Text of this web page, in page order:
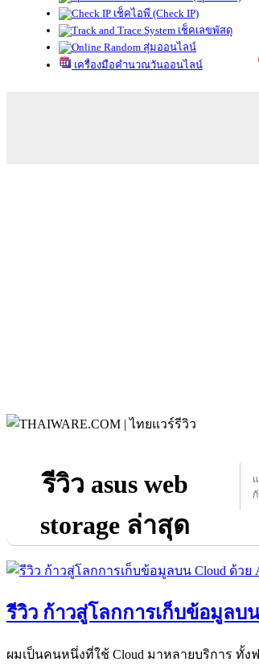
เช็คไอพี (Check IP)
เช็คเลขพัสดุ
สุ่มออนไลน์
เครื่องมือคำนวณวันออนไลน์
รีวิว asus web
storage ล่าสุด
รีวิว ก้าวสู่โลกการเก็บข้อมูลบน
ผมเป็นคนหนึ่งที่ใช้ Cloud มาหลายบริการ ทั้ง